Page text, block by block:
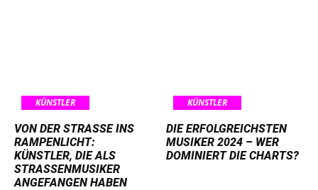
KÜNSTLER
VON DER STRASSE INS R
AMPENLICHT: K
ÜNSTLER, DIE ALS S
TRASSENMUSIKER AN
GEFANGEN HABEN
KÜNSTLER
DIE ERFOLGREICHSTEN
MUSIKER 2024 – WER
DOMINIERT DIE CHARTS?